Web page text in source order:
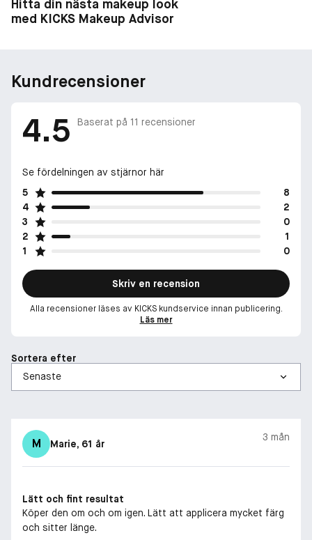
Hitta din nästa makeup look
med KICKS Makeup Advisor
Kundrecensioner
4.5 Baserat på 11 recensioner
Se fördelningen av stjärnor här
5
8
4
2
3
0
2
1
1
0
Skriv en recension
Alla recensioner läses av KICKS kundservice innan publicering.
Läs mer
Sortera efter
M Marie, 61 år
3 mån
Lätt och fint resultat
Köper den om och om igen. Lätt att applicera mycket färg
och sitter länge.